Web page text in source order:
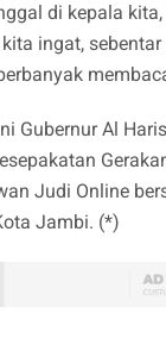
di kepala
ingat, sebentar
Gubernur Al
Judi Online
Jambi. (*)